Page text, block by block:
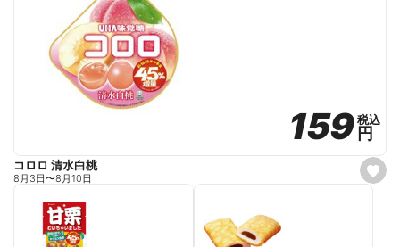
s
e
159
159税込
税込
円
円
コロロ 清水白桃
8月3日〜8月10日